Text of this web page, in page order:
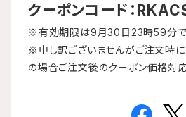
クーポンコード：
※有効期限は9月30日23時59分で
※申し訳ございませんがご注文時
の場合ご注文後のクーポン価格対